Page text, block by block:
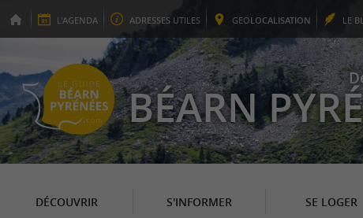
L'AGENDA ADRESSES UTILES GEOLOCALISATION LE
BÉARN
DÉCOUVRIR S'INFORMER SE LOGER